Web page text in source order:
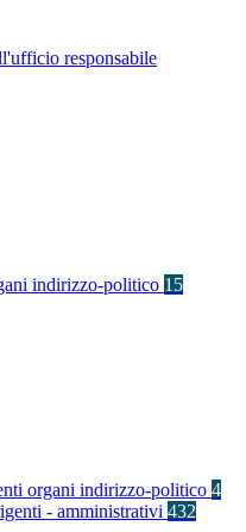
responsabile
indirizzo-politico 15
organi indirizzo-politico 4
- amministrativi 432